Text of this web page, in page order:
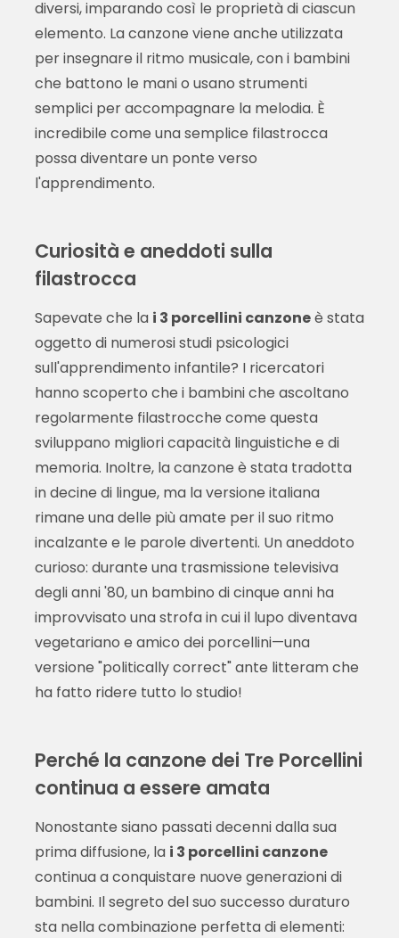
diversi, imparando così le proprietà di ciascun
elemento. La canzone viene anche utilizzata
per insegnare il ritmo musicale, con i bambini
che battono le mani o usano strumenti
semplici per accompagnare la melodia. È
incredibile come una semplice filastrocca
possa diventare un ponte verso
l'apprendimento.
Curiosità e aneddoti sulla
filastrocca
Sapevate che la i 3 porcellini canzoneè stata
oggetto di numerosi studi psicologici
sull'apprendimento infantile? I ricercatori
hanno scoperto che i bambini che ascoltano
regolarmente filastrocche come questa
sviluppano migliori capacità linguistiche e di
memoria. Inoltre, la canzone è stata tradotta
in decine di lingue, ma la versione italiana
rimane una delle più amate per il suo ritmo
incalzante e le parole divertenti. Un aneddoto
curioso: durante una trasmissione televisiva
degli anni '80, un bambino di cinque anni ha
improvvisato una strofa in cui il lupo diventava
vegetariano e amico dei porcellini—una
versione "politically correct" ante litteram che
ha fatto ridere tutto lo studio!
Perché la canzone dei Tre Porcellini
continua a essere amata
Nonostante siano passati decenni dalla sua
prima diffusione, la i 3 porcellini canzone
continua a conquistare nuove generazioni di
bambini. Il segreto del suo successo duraturo
sta nella combinazione perfetta di elementi: